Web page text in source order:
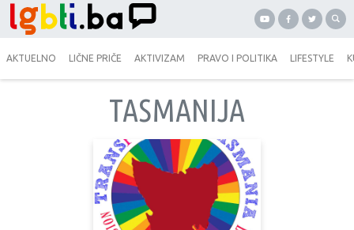
AKTUELNO LIČNE PRIČE AKTIVIZAM PRAVO I POLITIKA LIFESTYLE
TASMANIJA